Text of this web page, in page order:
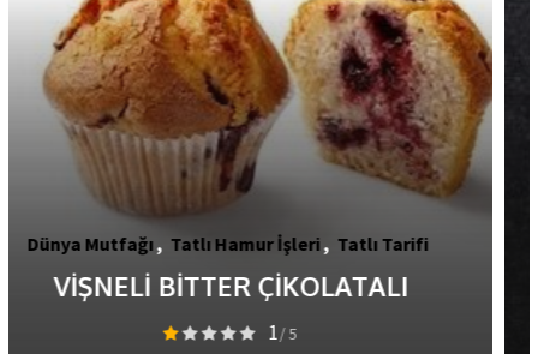
Başlangıçlar,Şeflere Özel,Tatlı Hamur İşleri
KREMALI ve PARMESANLI